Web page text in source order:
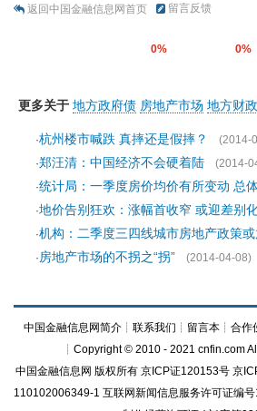
返回中国金融信息网首页 留言反馈
0% 0%
更多关于 地方政府债 房地产市场 地方财政
·杭州楼市喊跌 真摔还是假摔？
(2014-
·郑汪清：中国经济不会硬着陆
(2014-
·统计局：一季度房价均价有所变动 总
·地价告别狂欢：涨幅首收窄 或迎差别
·机构：二季度三四线城市房地产政策
· 房地产市场的不拐之“拐” (2014-04-08)
中国金融信息网简介 ┊ 联系我们 ┊ 留言本 ┊ 合作
┊Copyright © 2010 - 2021 cnfin.com
中国金融信息网 版权所有 京ICP证120153号 京
110102006349-1 互联网新闻信息服务许可证编